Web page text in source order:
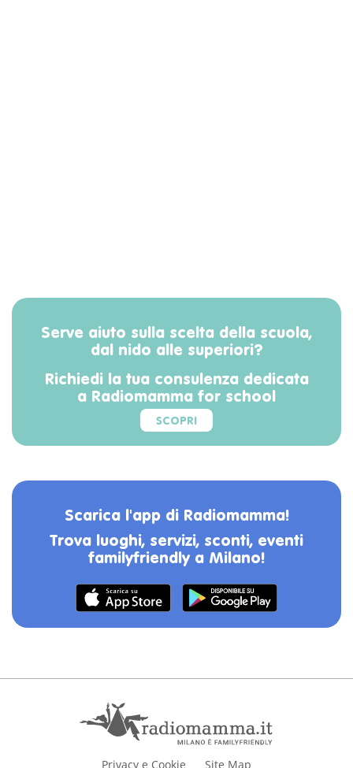
Serve aiuto sulla scelta della scuola,
dal nido alle superiori?
Richiedi la tua consulenza dedicata
a Radiomamma for school
SCOPRI
Scarica l'app di Radiomamma!
Trova luoghi, servizi, sconti, eventi
familyfriendly a Milano!
Privacy e Cookie Site Map